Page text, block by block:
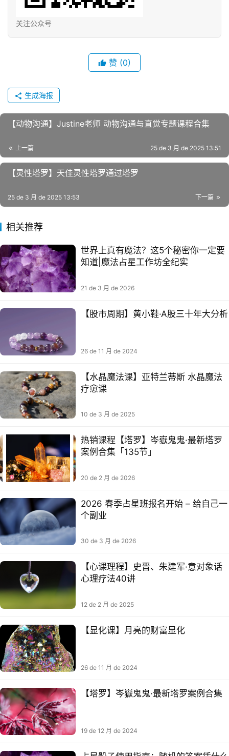
关注公众号
赞 (0)
生成海报
【动物沟通】Justine老师 动物沟通与直觉专题课程合集
上一篇 25 de 3 月 de 2025 13:51
【灵性塔罗】天佳灵性塔罗通过塔罗
下一篇
25 de 3 月 de 2025 13:53
相关推荐
世界上真有魔法？这5个秘密你一定要
知道|魔法占星工作坊全纪实
21 de 3 月 de 2026
【股市‮期⁠周‬‎】黄‮鞋⁠小‬‎·A股‮十⁠三‬‎年‮分⁠大‬‎析
26 de 11 月 de 2024
【水‮魔晶‬法课】亚特‮蒂兰‬斯 水‮魔晶‬法
疗愈课
10 de 3 月 de 2025
热销课程【塔罗】岑嶽鬼鬼·最新塔罗
案例合集「135节」
20 de 2 月 de 2026
2026 春季占星班报名开始 – 给自己一
个副业
30 de 3 月 de 2026
【心课理‬程】史晋、朱建军·意对象‬话
心理疗法40讲
12 de 2 月 de 2025
【显化课】月亮的财富显化
26 de 11 月 de 2024
【塔罗】岑嶽鬼鬼·最新塔罗案例合集
19 de 12 月 de 2024